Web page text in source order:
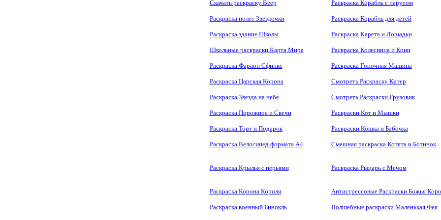
Скачать раскраску Веер Раскраска Корабль с парусом
Раскраска полет Звездочки Раскраска Корабль для детей
Раскраска здание Школы Раскраска Карета и Лошадки
Школьные раскраски Карта Мира Раскраска Колесница и Кони
Раскраска Фараон Сфинкс Раскраска Гоночная Машина
Раскраска Царская Корона Смотреть Раскраску Катер
Раскраска Звезда на небе Смотреть Раскраски Грузовик
Раскраска Пирожное и Свечи Раскраски Кот и Мышки
Раскраска Торт и Подарок Раскраски Кошка и Бабочка
Раскраска Велосипед формата А4 Смешная раскраска Котята и Ботинок
Раскраска Крылья с перьями Раскраска Рыцарь с Мечом
Раскраска Корона Короля Антистрессовые Раскраски Божья
Раскраска военный Бинокль Волшебные раскраски Маленькая Фея